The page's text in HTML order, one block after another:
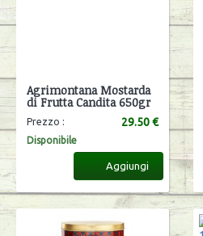
Agrimontana Mostarda
di Frutta Candita 650gr
Prezzo : 29.50 €
Disponibile
Aggiungi